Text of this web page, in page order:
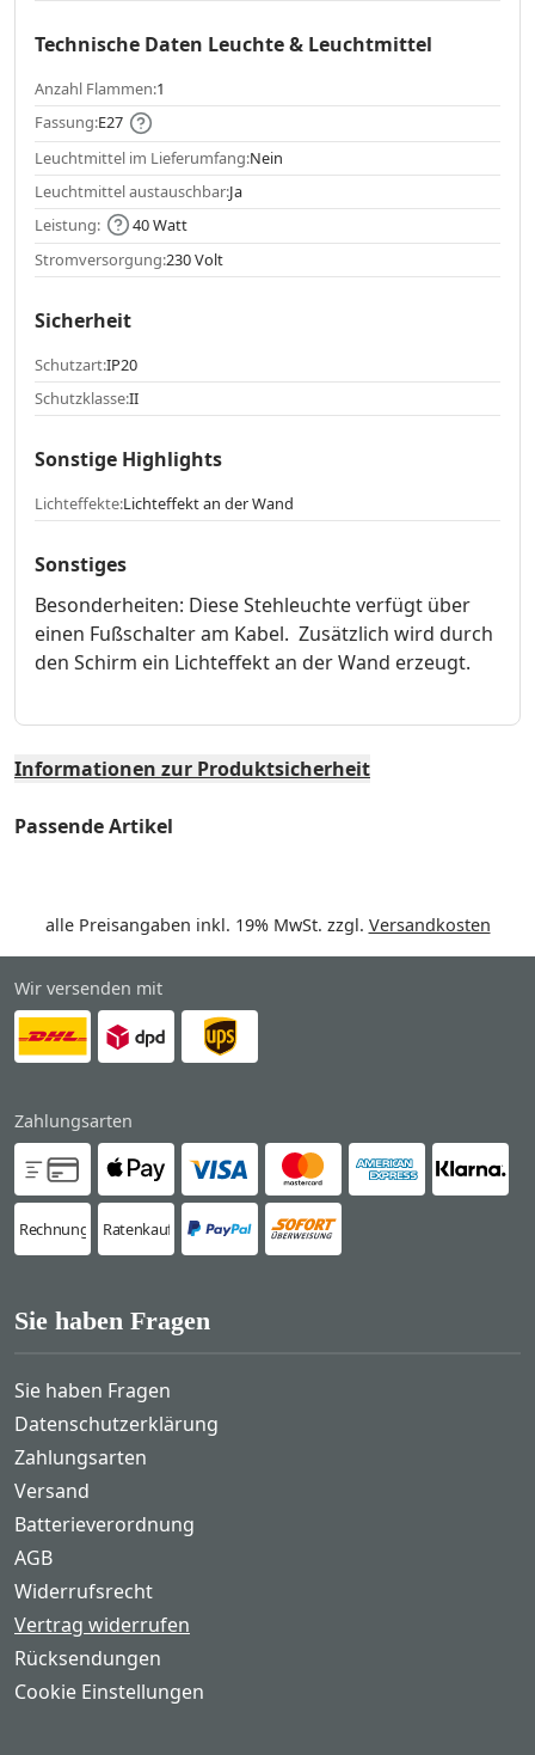
Technische Daten Leuchte & Leuchtmittel
Anzahl Flammen:1
Fassung:E27
Leuchtmittel im Lieferumfang:Nein
Leuchtmittel austauschbar:Ja
Leistung:
40 Watt
Stromversorgung:230 Volt
Sicherheit
Schutzart:IP20
Schutzklasse:II
Sonstige Highlights
Lichteffekte:Lichteffekt an der Wand
Sonstiges
Besonderheiten: Diese Stehleuchte verfügt über
einen Fußschalter am Kabel. Zusätzlich wird durch
den Schirm ein Lichteffekt an der Wand erzeugt.
Informationen zur Produktsicherheit
Passende Artikel
alle Preisangaben inkl. 19% MwSt. zzgl. Versandkosten
Wir versenden mit
Zahlungsarten
Rechnung Ratenkauf
Sie haben Fragen
Sie haben Fragen
Datenschutzerklärung
Zahlungsarten
Versand
Batterieverordnung
AGB
Widerrufsrecht
Vertrag widerrufen
Rücksendungen
Cookie Einstellungen